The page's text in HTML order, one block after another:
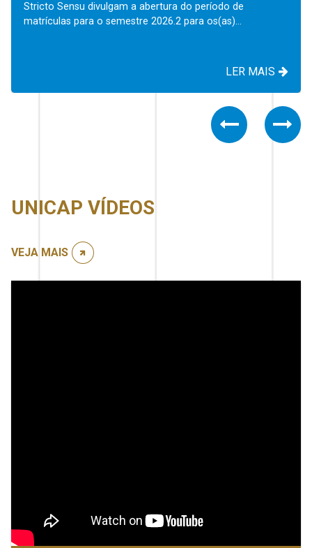
Stricto Sensu divulgam a abertura do período de
matrículas para o semestre 2026.2 para os(as)...
LER MAIS
Previous
UNICAP VÍDEOS
VEJA MAIS